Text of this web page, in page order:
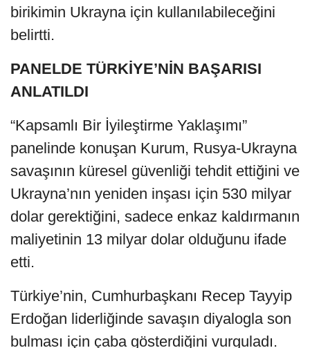
birikimin Ukrayna için kullanılabileceğini
belirtti.
PANELDE TÜRKİYE’NİN BAŞARISI
ANLATILDI
“Kapsamlı Bir İyileştirme Yaklaşımı”
panelinde konuşan Kurum, Rusya-Ukrayna
savaşının küresel güvenliği tehdit ettiğini ve
Ukrayna’nın yeniden inşası için 530 milyar
dolar gerektiğini, sadece enkaz kaldırmanın
maliyetinin 13 milyar dolar olduğunu ifade
etti.
Türkiye’nin, Cumhurbaşkanı Recep Tayyip
Erdoğan liderliğinde savaşın diyalogla son
bulması için çaba gösterdiğini vurguladı.